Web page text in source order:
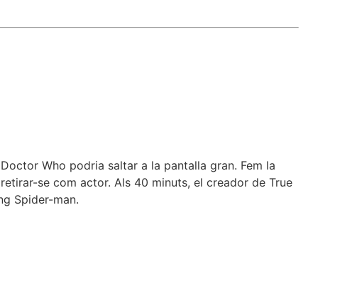
Who podria saltar a la pantalla gran. Fem la
se com actor. Als 40 minuts, el creador de True
Spider-man.